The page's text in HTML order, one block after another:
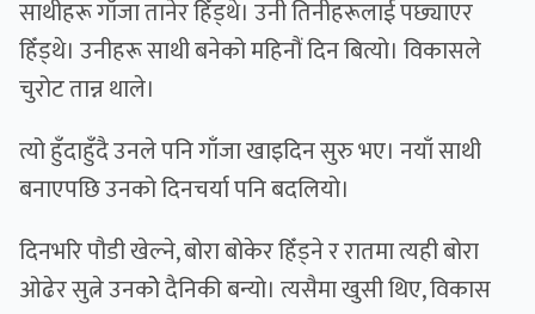
साथीहरू गाँजा तानेर हिँड्थे। उनी तिनीहरूलाई पछ्याएर
हिँड्थे। उनीहरू साथी बनेको महिनौं दिन बित्यो। विकासले
चुरोट तान्न थाले।
त्यो हुँदाहुँदै उनले पनि गाँजा खाइदिन सुरु भए। नयाँ साथी
बनाएपछि उनको दिनचर्या पनि बदलियो।
दिनभरि पौडी खेल्ने, बोरा बोकेर हिँड्ने र रातमा त्यही बोरा
ओढेर सुत्ने उनकोे दैनिकी बन्यो। त्यसैमा खुसी थिए, विकास